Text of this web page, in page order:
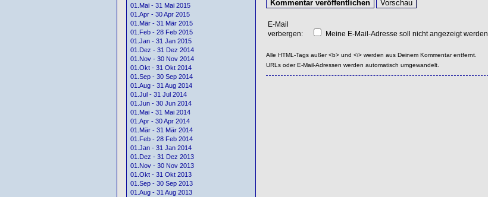
01.Mai - 31 Mai 2015
01.Apr - 30 Apr 2015
01.Mär - 31 Mär 2015
01.Feb - 28 Feb 2015
01.Jan - 31 Jan 2015
01.Dez - 31 Dez 2014
01.Nov - 30 Nov 2014
01.Okt - 31 Okt 2014
01.Sep - 30 Sep 2014
01.Aug - 31 Aug 2014
01.Jul - 31 Jul 2014
01.Jun - 30 Jun 2014
01.Mai - 31 Mai 2014
01.Apr - 30 Apr 2014
01.Mär - 31 Mär 2014
01.Feb - 28 Feb 2014
01.Jan - 31 Jan 2014
01.Dez - 31 Dez 2013
01.Nov - 30 Nov 2013
01.Okt - 31 Okt 2013
01.Sep - 30 Sep 2013
01.Aug - 31 Aug 2013
E-Mail
verbergen:
Meine E-Mail-Adresse soll nicht angezeigt werden.
Alle HTML-Tags außer <b> und <i> werden aus Deinem Kommentar entfernt.
URLs oder E-Mail-Adressen werden automatisch umgewandelt.